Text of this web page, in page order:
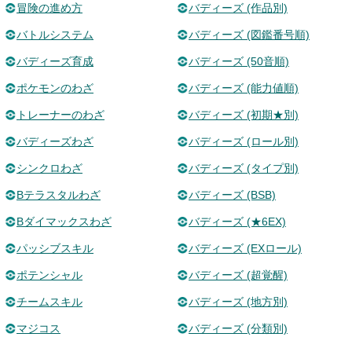
冒険の進め方
バトルシステム
バディーズ育成
ポケモンのわざ
トレーナーのわざ
バディーズわざ
シンクロわざ
Bテラスタルわざ
Bダイマックスわざ
パッシブスキル
ポテンシャル
チームスキル
マジコス
バディーズ (作品別)
バディーズ (図鑑番号順)
バディーズ (50音順)
バディーズ (能力値順)
バディーズ (初期★別)
バディーズ (ロール別)
バディーズ (タイプ別)
バディーズ (BSB)
バディーズ (★6EX)
バディーズ (EXロール)
バディーズ (超覚醒)
バディーズ (地方別)
バディーズ (分類別)